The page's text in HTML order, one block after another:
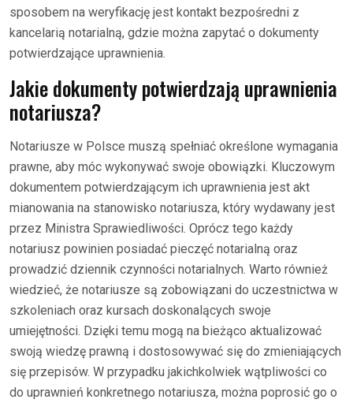
sposobem na weryfikację jest kontakt bezpośredni z
kancelarią notarialną, gdzie można zapytać o dokumenty
potwierdzające uprawnienia.
Jakie dokumenty potwierdzają uprawnienia
notariusza?
Notariusze w Polsce muszą spełniać określone wymagania
prawne, aby móc wykonywać swoje obowiązki. Kluczowym
dokumentem potwierdzającym ich uprawnienia jest akt
mianowania na stanowisko notariusza, który wydawany jest
przez Ministra Sprawiedliwości. Oprócz tego każdy
notariusz powinien posiadać pieczęć notarialną oraz
prowadzić dziennik czynności notarialnych. Warto również
wiedzieć, że notariusze są zobowiązani do uczestnictwa w
szkoleniach oraz kursach doskonalących swoje
umiejętności. Dzięki temu mogą na bieżąco aktualizować
swoją wiedzę prawną i dostosowywać się do zmieniających
się przepisów. W przypadku jakichkolwiek wątpliwości co
do uprawnień konkretnego notariusza, można poprosić go o